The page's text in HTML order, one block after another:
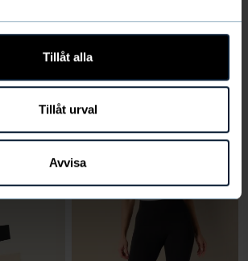
Tillåt alla
Tillåt urval
Avvisa
VÄLJ STORLEK